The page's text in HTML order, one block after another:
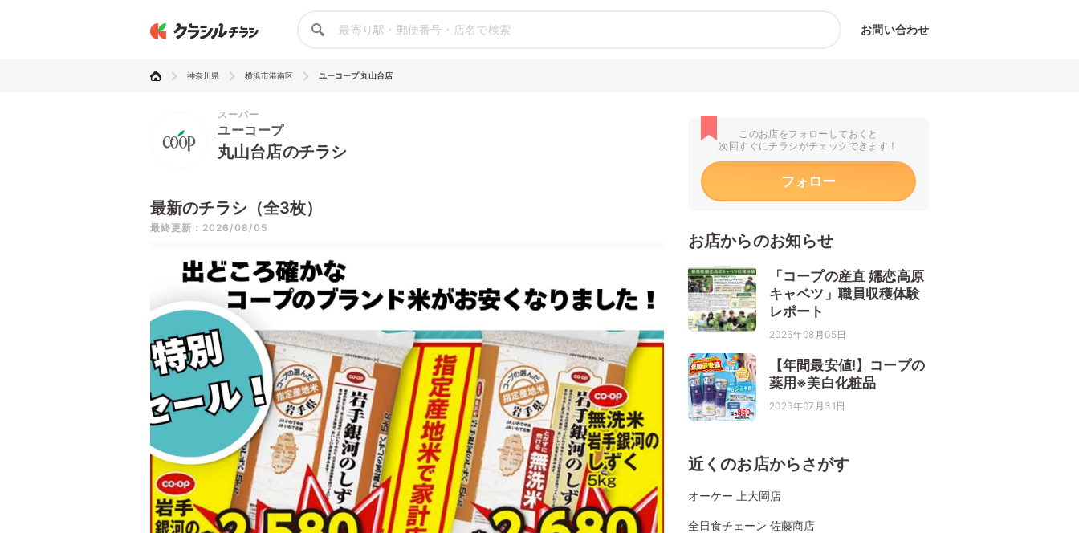
お問い合わせ
神奈川県 横浜市港南区 ユーコープ 丸山台店
スーパー
ユーコープ
丸山台店のチラシ
最新のチラシ（全3枚）
最終更新：2026/08/05
このお店をフォローしておくと
次回すぐにチラシがチェックできます！
フォロー
お店からのお知らせ
「コープの産直 嬬恋高原
キャベツ」職員収穫体験
レポート
2026年08月05日
【年間最安値!】コープの
薬用※美白化粧品
2026年07月31日
近くのお店からさがす
オーケー 上大岡店
全日食チェーン 佐藤商店